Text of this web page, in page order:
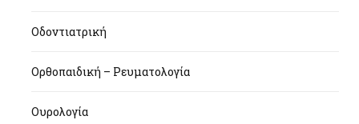
Οδοντιατρική
Ορθοπαιδική – Ρευματολογία
Ουρολογία